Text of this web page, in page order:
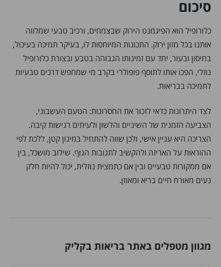
סיכום
כלורופיל הוא הפיגמנט הירוק שבצמחים, ורכיב טבעי שמלווה
אותנו בכל מזון ירוק. התכונות המיוחסות לו, בעיקר תמיכה בעיכול,
בחיסון ובעור, יחד עם זמינותו הגבוהה בטבע ובצורת כלורופיל
נוזלי, הפכו אותו לתוסף פופולרי בקרב מי שמחפש דרכים טבעיות
לתמיכה בבריאות.
לצד היתרונות כדאי לזכור את החסרונות: הטעם העשבוני,
הצביעה הזמנית של השיניים והלשון ולעיתים רגישות קיבה.
הצריכה היא עניין אישי, ולכן שווה להתחיל במינון קטן, ללכת לפי
ההוראות על האריזה ולהקשיב לתגובות הגוף. שילוב מושכל, בין
אם ממקורות טבעיים ובין אם כתמצית נוזלית, יכול להיות חלק
נעים מאורח חיים בריא ומאוזן.
מגוון מטפלים באתר בריאות בקליק